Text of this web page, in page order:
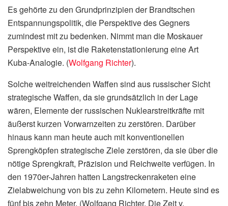
Es gehörte zu den Grundprinzipien der Brandtschen
Entspannungspolitik, die Perspektive des Gegners
zumindest mit zu bedenken. Nimmt man die Moskauer
Perspektive ein, ist die Raketenstationierung eine Art
Kuba-Analogie. (Wolfgang Richter).
Solche weitreichenden Waffen sind aus russischer Sicht
strategische Waffen, da sie grundsätzlich in der Lage
wären, Elemente der russischen Nuklearstreitkräfte mit
äußerst kurzen Vorwarnzeiten zu zerstören. Darüber
hinaus kann man heute auch mit konventionellen
Sprengköpfen strategische Ziele zerstören, da sie über die
nötige Sprengkraft, Präzision und Reichweite verfügen. In
den 1970er-Jahren hatten Langstreckenraketen eine
Zielabweichung von bis zu zehn Kilometern. Heute sind es
fünf bis zehn Meter. (Wolfgang Richter, Die Zeit v.